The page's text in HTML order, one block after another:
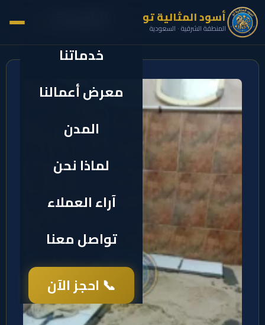
خدماتنا
معرض أعمالنا
المدن
لماذا نحن
آراء العملاء
تواصل معنا
📞 احجز الآن
أسود المثالية تو
المنطقة الشرقية · السعودية